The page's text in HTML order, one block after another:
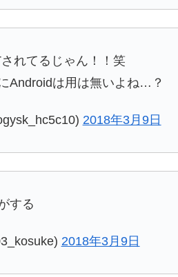
れてるじゃん！！笑
Androidは用は無いよね…？
2018年3月9日
する
2018年3月9日